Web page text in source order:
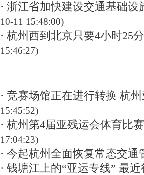
· 浙江省加快建设交通基础
10-11 15:48:00)
· 杭州西到北京只要4小时25
15:46:27)
· 竞赛场馆正在进行转换 杭
15:45:52)
· 杭州第4届亚残运会体育比
17:04:23)
· 今起杭州全面恢复常态交通
· 钱塘江上的“亚运专线” 最